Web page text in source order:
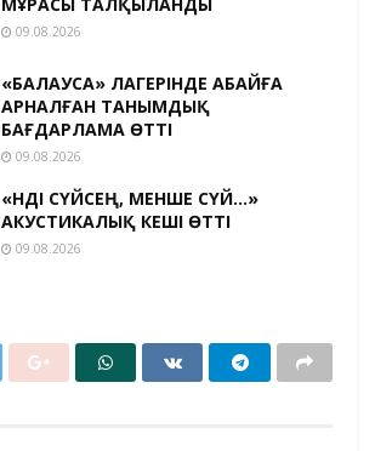
09.08.2026
«БАЛАУСА» ЛАГЕРІНДЕ АБАЙҒА
АРНАЛҒАН ТАНЫМДЫҚ
БАҒДАРЛАМА ӨТТІ
09.08.2026
«ӘНДІ СҮЙСЕҢ, МЕНШЕ СҮЙ…»
АКУСТИКАЛЫҚ КЕШІ ӨТТІ
09.08.2026